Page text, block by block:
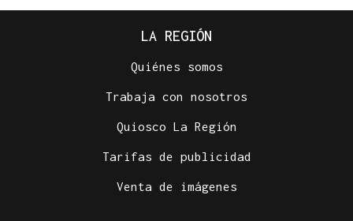
LA REGIÓN
Quiénes somos
Trabaja con nosotros
Quiosco La Región
Tarifas de publicidad
Venta de imágenes